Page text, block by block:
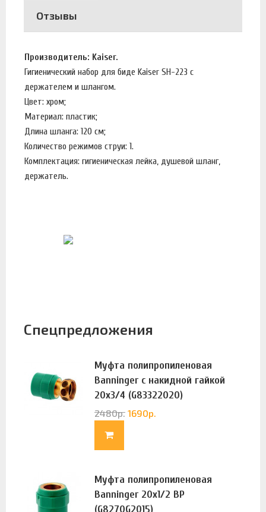
Отзывы
Производитель: Kaiser.
Гигиенический набор для биде Kaiser SH-223 с
держателем и шлангом.
Цвет: хром;
Материал: пластик;
Длина шланга: 120 см;
Количество режимов струи: 1.
Комплектация: гигиеническая лейка, душевой шланг,
держатель.
Спецпредложения
Муфта полипропиленовая
Banninger с накидной гайкой
20х3/4 (G83322020)
2480р. 1690р.
Муфта полипропиленовая
Banninger 20х1/2 ВР